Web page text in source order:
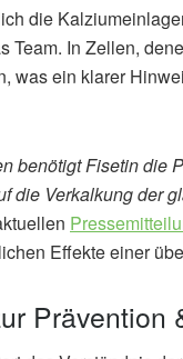
die
Team. In Zellen,
was ein klarer
benötigt Fisetin die
die Verkalkung der
Effekte einer
Prävention